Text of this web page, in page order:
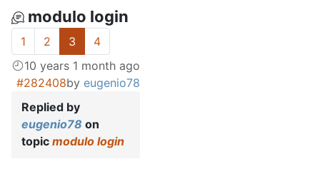
modulo login
1 2 3
4
10 years 1 month ago
#282408by eugenio78
Replied by
eugenio78 on
topic modulo login